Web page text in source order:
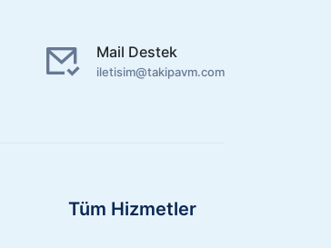
Mail Destek
iletisim@takipavm.com
Tüm Hizmetler